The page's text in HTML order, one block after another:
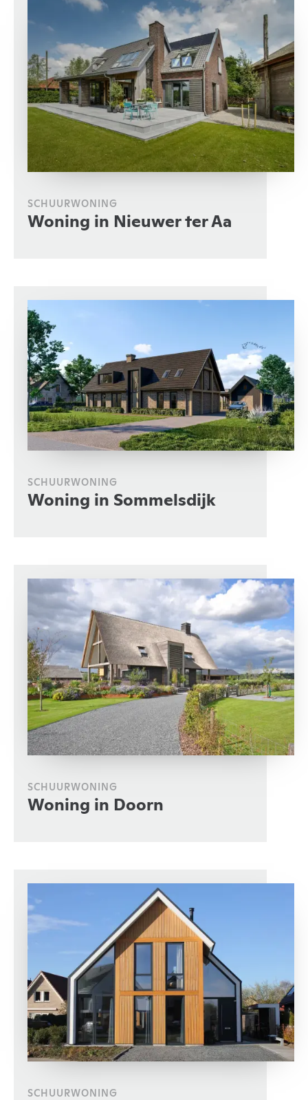
SCHUURWONING
Woning in Nieuwer ter Aa
SCHUURWONING
Woning in Sommelsdijk
SCHUURWONING
Woning in Doorn
SCHUURWONING